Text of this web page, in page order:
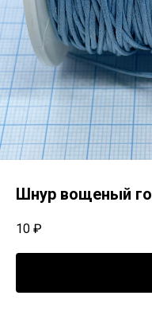
Шнур вощеный
10 ₽